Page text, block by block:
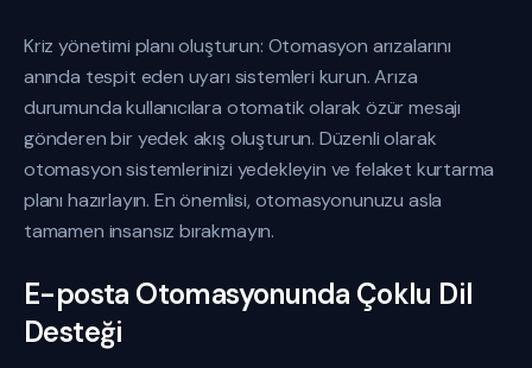
Kriz yönetimi planı oluşturun: Otomasyon arızalarını
anında tespit eden uyarı sistemleri kurun. Arıza
durumunda kullanıcılara otomatik olarak özür mesajı
gönderen bir yedek akış oluşturun. Düzenli olarak
otomasyon sistemlerinizi yedekleyin ve felaket kurtarma
planı hazırlayın. En önemlisi, otomasyonunuzu asla
tamamen insansız bırakmayın.
E-posta Otomasyonunda Çoklu Dil
Desteği